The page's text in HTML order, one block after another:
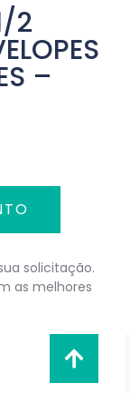
2
–
solicitação.
as melhores